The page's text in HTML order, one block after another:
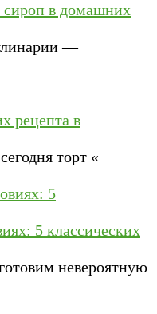
сироп в домашних
—
рецепта в
торт «
5 классических
невероятную